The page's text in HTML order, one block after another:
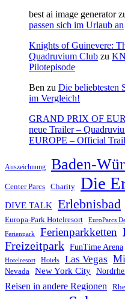
best ai image generator
passen sich im Urlaub an
Knights of Guinevere:
Quadruvium Club zu
Pilotepisode
Ben zu Die beliebtesten
im Vergleich!
GRAND PRIX OF
neue Trailer –
EUROPE – Official
Auszeichnung Baden-
Center Parcs Charity Die
DIVE TALK Erlebnisbad
Europa-Park Hotelresort EuroParcs
Ferienpark Ferienparkketten
Freizeitpark FunTime Arena
Hotelresort Hotels Las Vegas
Nevada New York City
Reisen in andere Regionen